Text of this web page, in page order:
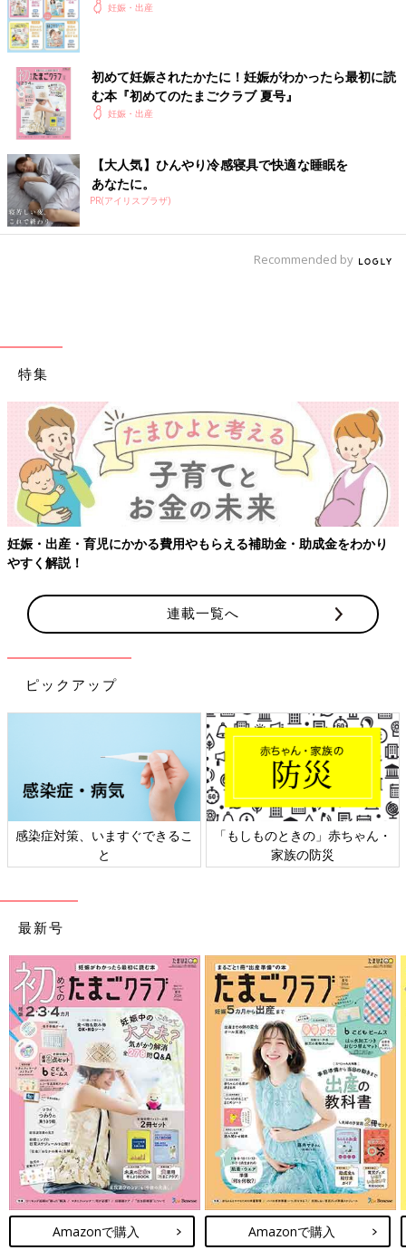
妊娠・出産
初めて妊娠されたかたに！妊娠がわかったら最初に読
む本『初めてのたまごクラブ 夏号』
妊娠・出産
【大人気】ひんやり冷感寝具で快適な睡眠を
あなたに。
PR(アイリスプラザ)
Recommended by
特集
【ワクチン接種できるものも】妊婦の感染症対策、知っておいて！
連載一覧へ
ピックアップ
日本外来小児科学会リーフレッ
ト検討会
六星占術 細木かおりさんの人生
相談
最新号
Amazonで購入 Amazonで購入